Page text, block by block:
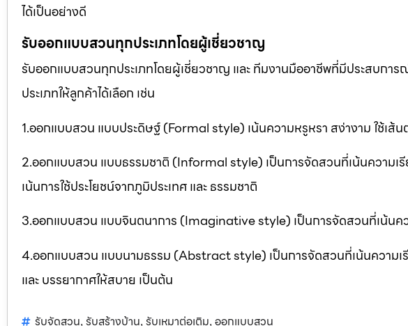
ได้เป็นอย่างดี
รับออกแบบสวนทุกประเภทโดยผู้เชี่ยวชาญ
รับออกแบบสวนทุกประเภทโดยผู้เชี่ยวชาญ และ ทีมงานมืออาชีพที่มีประสบก
ประเภทให้ลูกค้าได้เลือก เช่น
1.ออกแบบสวน แบบประดิษฐ์ (Formal style) เน้นความหรูหรา สง่างาม ใช้เส้
2.ออกแบบสวน แบบธรรมชาติ (Informal style) เป็นการจัดสวนที่เน้นความ
เน้นการใช้ประโยชน์จากภูมิประเทศ และ ธรรมชาติ
3.ออกแบบสวน แบบจินตนาการ (Imaginative style) เป็นการจัดสวนที่เน้นค
4.ออกแบบสวน แบบนามธรรม (Abstract style) เป็นการจัดสวนที่เน้นความเรี
และ บรรยากาศให้สบาย เป็นต้น
รับจัดสวน, รับสร้างบ้าน, รับเหมาต่อเติม, ออกแบบสวน